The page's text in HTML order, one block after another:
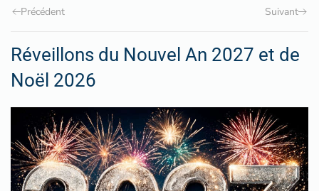
Précédent Suivant
Réveillons du Nouvel An 2027 et de
Noël 2026